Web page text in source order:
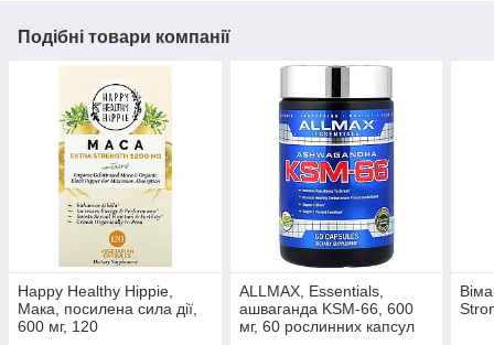
Подібні товари компанії
Happy Healthy Hippie,
Мака, посилена сила дії,
600 мг, 120
ALLMAX, Essentials,
ашваганда KSM-66, 600
мг, 60 рослинних капсул